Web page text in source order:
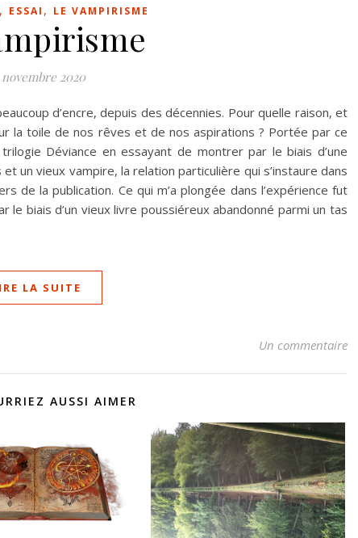
, ESSAI , LE VAMPIRISME
novembre 2020
d’encre, depuis des décennies. Pour quelle raison, et
la toile de nos rêves et de nos aspirations ? Portée par ce
Déviance en essayant de montrer par le biais d’une
un vieux vampire, la relation particulière qui s’instaure dans
de la publication. Ce qui m’a plongée dans l’expérience fut
biais d’un vieux livre poussiéreux abandonné parmi un tas
LA SUITE
Un commentaire
AUSSI AIMER